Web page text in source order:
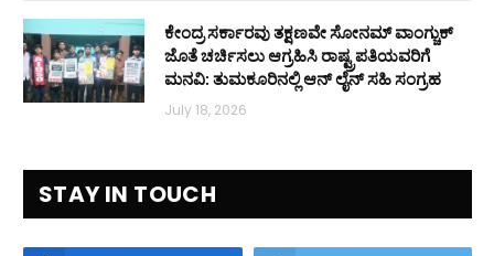
ಕೇಂದ್ರ ಸರ್ಕಾರವು ತಕ್ಷಣವೇ ಸೋನಮ್ ವಾಂಗ್ಚುಕ್
ಜೊತೆ ಚರ್ಚಿಸಲು ಆಗ್ರಹಿಸಿ ರಾಷ್ಟ್ರಪತಿಯವರಿಗೆ
ಮನವಿ: ತುಮಕೂರಿನಲ್ಲಿ ಆನ್‌ ಲೈನ್ ಸಹಿ ಸಂಗ್ರಹ
July 18, 2026
STAY IN TOUCH